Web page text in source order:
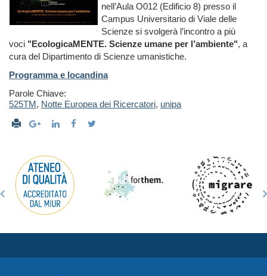
nell’Aula O012 (Edificio 8) presso il
Campus Universitario di Viale delle
Scienze si svolgerà l’incontro a più
voci "EcologicaMENTE. Scienze umane per l’ambiente", a
cura del Dipartimento di Scienze umanistiche.
Programma e locandina
Parole Chiave:
525TM, Notte Europea dei Ricercatori, unipa